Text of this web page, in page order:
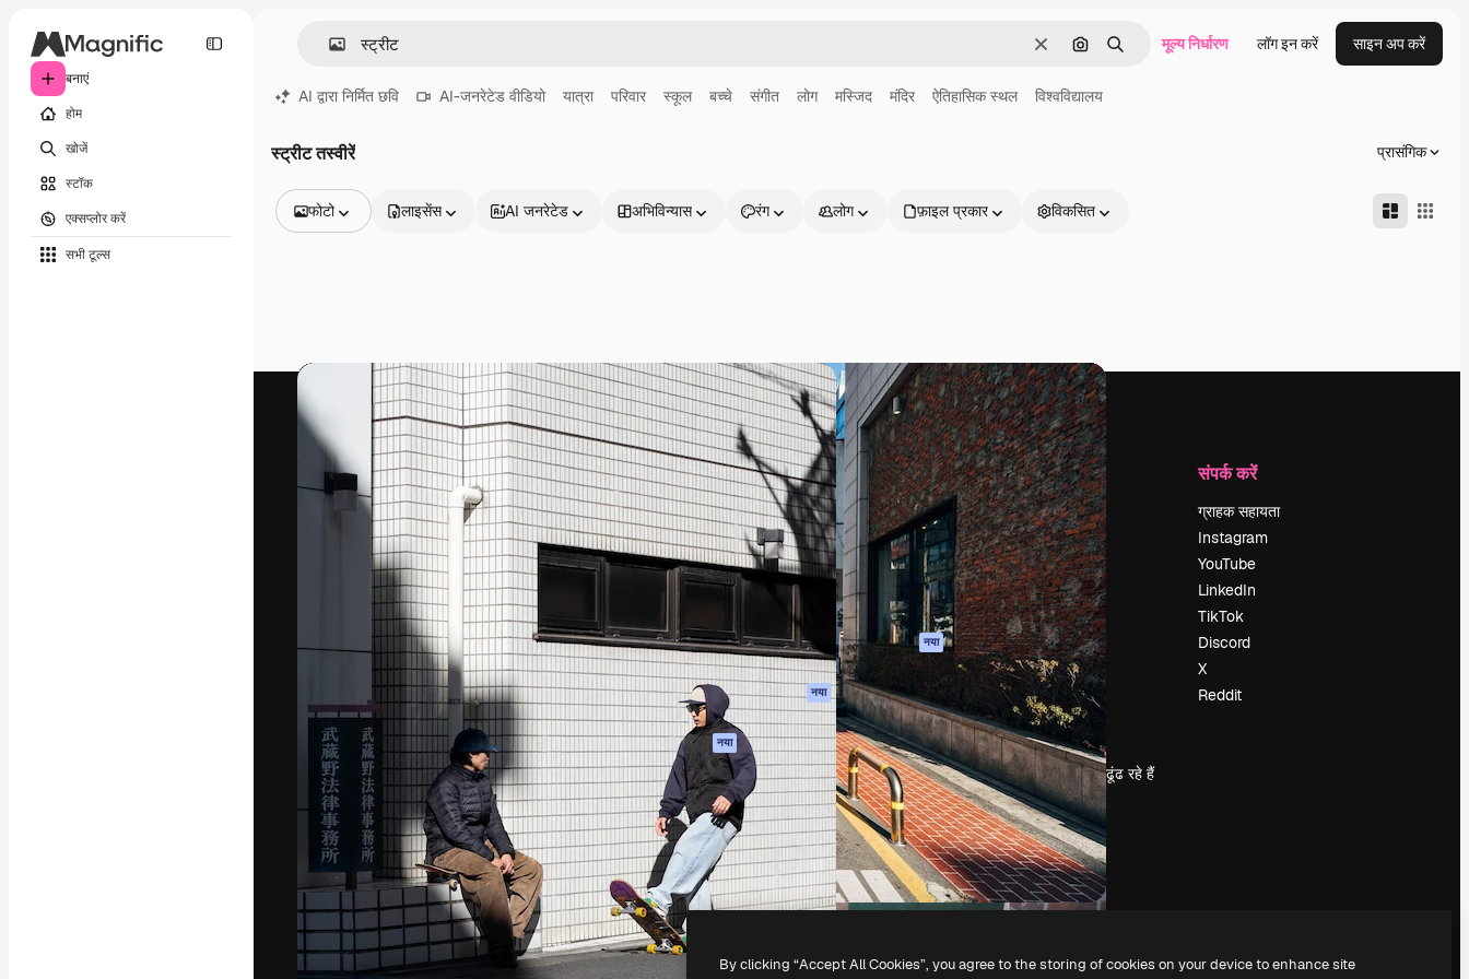
बनाएं
होम
खोजें
स्टॉक
एक्सप्लोर करें
सभी टूल्‍स
साफ़ इमेज से खोजें
खोजें मूल्य निर्धारण लॉग इन करें साइन अप करें
AI द्वारा निर्मित छवि AI-जनरेटेड वीडियो यात्रा परिवार स्कूल बच्चे संगीत लोग मस्जिद मंदिर ऐतिहासिक स्थल विश्वविद्यालय
स्ट्रीट तस्वीरें प्रासंगिक
फोटो
वीडियो
फ़ुटेज
मोशन ग्राफ़िक्स
वीडियो टेम्पलेट्स
आइकन
3D मॉडल
फ़ॉन्ट
लाइसेंस AI जनरेटेड अभिविन्यास रंग लोग फ़ाइल प्रकार विकसित
अपने बेहतरीन काम को बनाने के लिए क्रिएटिव प्लेटफॉर्म।
क्रिएटिव, एंटरप्राइजेज, एजेंसियों और स्टूडियो में 1
मिलियन से ज़्यादा सब्सक्राइबर।
हिन्दी
प्रोडक्ट्स
Spaces
AI सहायक
एआई इमेज जेनरेटर
AI वीडियो जनरेटर
एआई वॉयस जनरेटर
स्टॉक सामग्री
MCP
Claude/ChatGPT
के लिए
नया
एजेंट नया
API
मोबाइल ऐप
सभी फ्रीपिक उपकरण
शुरू करें
Academy
दस्तावेज़ीकरण
सहायता
उपयोग की शर्तें
गोपनीयता नीति
ओरिजिनल्स नया
कुकीज़ नीति
ट्रस्ट सेंटर
एफिलिएट्स
बिज़नेस
कंपनी
मूल्य निर्धारण
हमारे बारे में
रिव्यू
करियर
खोज रुझान
ब्लॉग
घटनाक्रम
Slidesgo
सामग्री बेचें
प्रेस कक्ष
magnific.ai ढूंढ रहे हैं
संपर्क करें
ग्राहक सहायता
Instagram
YouTube
LinkedIn
TikTok
Discord
X
Reddit
Copyright © 2010-2026Freepik Company S.L.U.सर्वाधिकार सुरक्षित.
By clicking “Accept All Cookies”, you agree to the storing of cookies on your device to enhance site